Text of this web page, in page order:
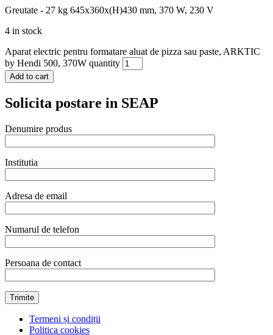
Greutate - 27 kg 645x360x(H)430 mm, 370 W, 230 V
4 in stock
Aparat electric pentru formatare aluat de pizza sau paste, ARKTIC
by Hendi 500, 370W quantity
Add to cart
Solicita postare in SEAP
Denumire produs
Institutia
Adresa de email
Numarul de telefon
Persoana de contact
Termeni și condiții
Politica cookies